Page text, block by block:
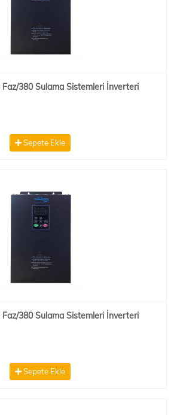
380 Sulama Sistemleri İnverteri
Sepete Ekle
380 Sulama Sistemleri İnverteri
Sepete Ekle